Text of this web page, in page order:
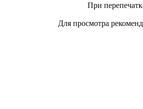
При
Для просмотра